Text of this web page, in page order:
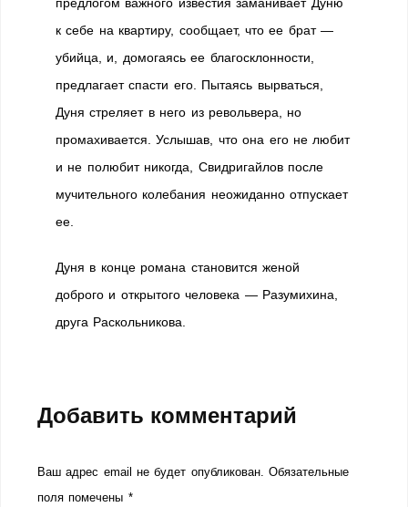
к себе на квартиру, сообщает, что ее брат —
убийца, и, домогаясь ее благосклонности,
предлагает спасти его. Пытаясь вырваться,
Дуня стреляет в него из револьвера, но
промахивается. Услышав, что она его не любит
и не полюбит никогда, Свидригайлов после
мучительного колебания неожиданно отпускает
ее.
Дуня в конце романа становится женой
доброго и открытого человека — Разумихина,
друга Раскольникова.
Добавить комментарий
Ваш адрес email не будет опубликован. Обязательные
поля помечены *